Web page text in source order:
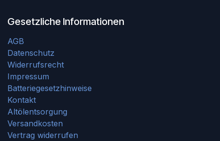
Gesetzliche Informationen
AGB
Datenschutz
Widerrufsrecht
Impressum
Batteriegesetzhinweise
Kontakt
Altölentsorgung
Versandkosten
Vertrag widerrufen